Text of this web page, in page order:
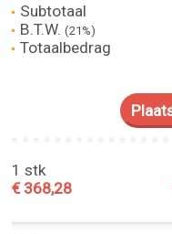
Subtotaal
B.T.W.(21%)
Totaalbedrag
1 stk
€ 368,28